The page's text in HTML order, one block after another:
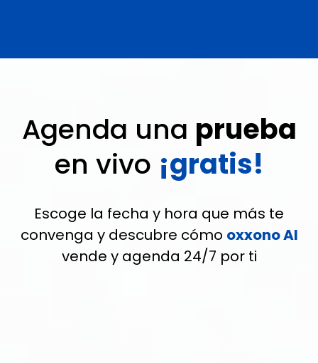
Agenda una prueba
en vivo ¡gratis!
Escoge la fecha y hora que más te
convenga y descubre cómo oxxono AI
vende y agenda 24/7 por ti